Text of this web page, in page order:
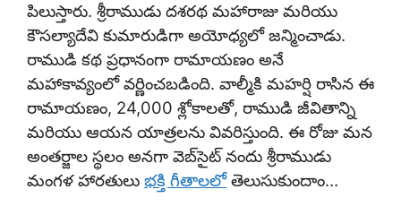
పిలుస్తారు. శ్రీరాముడు దశరథ మహారాజు మరియు
కౌసల్యాదేవి కుమారుడిగా అయోధ్యలో జన్మించాడు.
రాముడి కథ ప్రధానంగా రామాయణం అనే
మహాకావ్యంలో వర్ణించబడింది. వాల్మీకి మహర్షి రాసిన ఈ
రామాయణం, 24,000 శ్లోకాలతో, రాముడి జీవితాన్ని
మరియు ఆయన యాత్రలను వివరిస్తుంది. ఈ రోజు మన
అంతర్జాల స్థలం అనగా వెబ్‌సైట్ నందు శ్రీరాముడు
మంగళ హారతులు భక్తి గీతాలలోతెలుసుకుందాం…